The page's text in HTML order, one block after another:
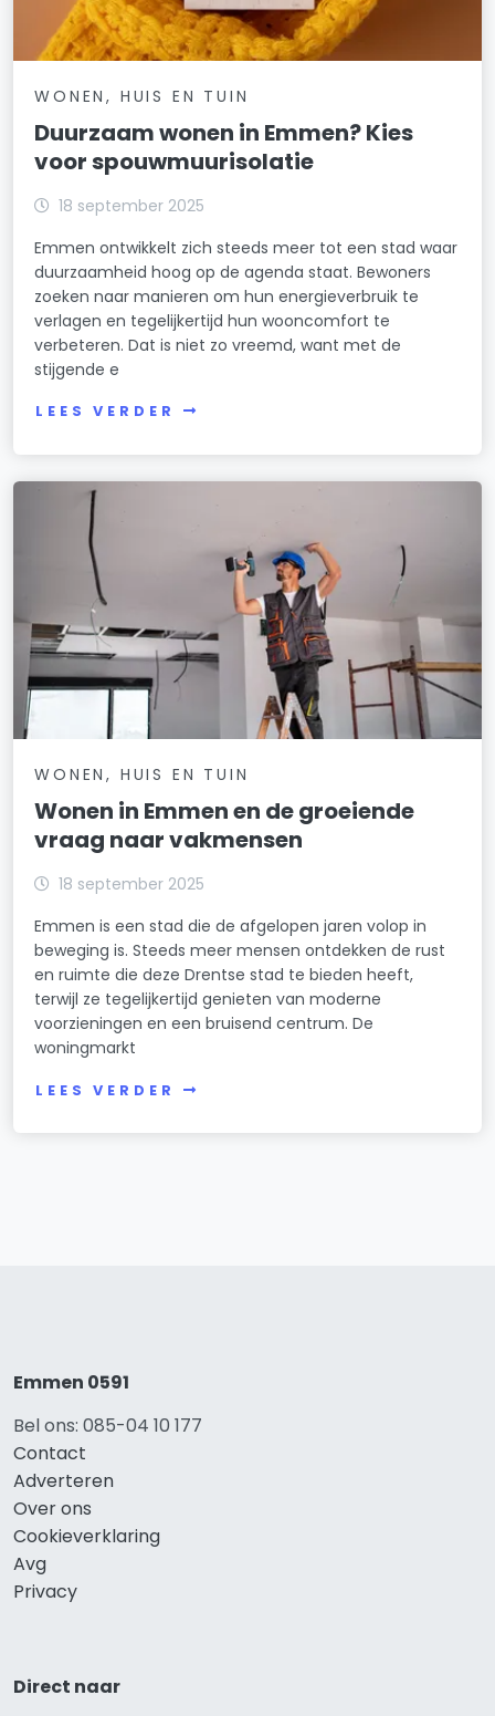
WONEN, HUIS EN TUIN
Duurzaam wonen in Emmen? Kies
voor spouwmuurisolatie
18 september 2025
Emmen ontwikkelt zich steeds meer tot een stad waar
duurzaamheid hoog op de agenda staat. Bewoners
zoeken naar manieren om hun energieverbruik te
verlagen en tegelijkertijd hun wooncomfort te
verbeteren. Dat is niet zo vreemd, want met de
stijgende e
LEES VERDER
WONEN, HUIS EN TUIN
Wonen in Emmen en de groeiende
vraag naar vakmensen
18 september 2025
Emmen is een stad die de afgelopen jaren volop in
beweging is. Steeds meer mensen ontdekken de rust
en ruimte die deze Drentse stad te bieden heeft,
terwijl ze tegelijkertijd genieten van moderne
voorzieningen en een bruisend centrum. De
woningmarkt
LEES VERDER
Emmen 0591
Bel ons: 085-04 10 177
Contact
Adverteren
Over ons
Cookieverklaring
Avg
Privacy
Direct naar